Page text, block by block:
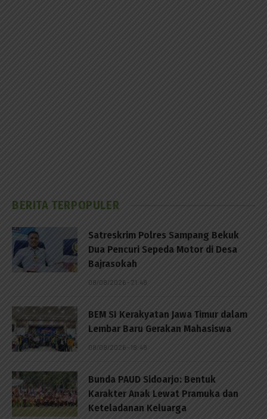
BERITA TERPOPULER
Satreskrim Polres Sampang Bekuk
Dua Pencuri Sepeda Motor di Desa
Bajrasokah
08/08/2026 - 21:48
BEM SI Kerakyatan Jawa Timur dalam
Lembar Baru Gerakan Mahasiswa
08/08/2026 - 18:48
Bunda PAUD Sidoarjo: Bentuk
Karakter Anak Lewat Pramuka dan
Keteladanan Keluarga